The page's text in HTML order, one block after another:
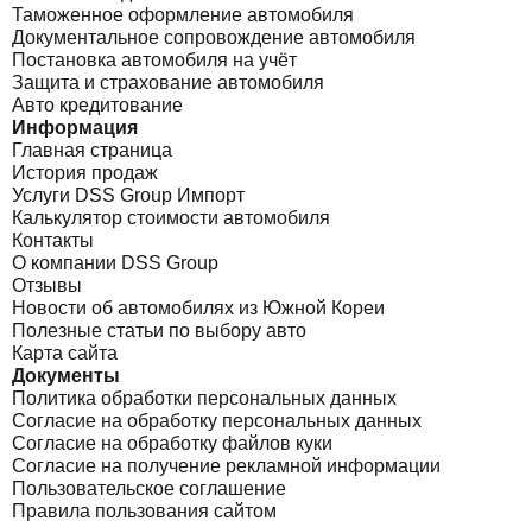
Таможенное оформление автомобиля
Документальное сопровождение автомобиля
Постановка автомобиля на учёт
Защита и страхование автомобиля
Авто кредитование
Информация
Главная страница
История продаж
Услуги DSS Group Импорт
Калькулятор стоимости автомобиля
Контакты
О компании DSS Group
Отзывы
Новости об автомобилях из Южной Кореи
Полезные статьи по выбору авто
Карта сайта
Документы
Политика обработки персональных данных
Согласие на обработку персональных данных
Согласие на обработку файлов куки
Согласие на получение рекламной информации
Пользовательское соглашение
Правила пользования сайтом